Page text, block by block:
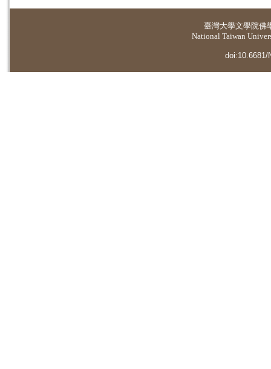
臺灣大學文學院佛
National Taiwan
doi:10.6681/